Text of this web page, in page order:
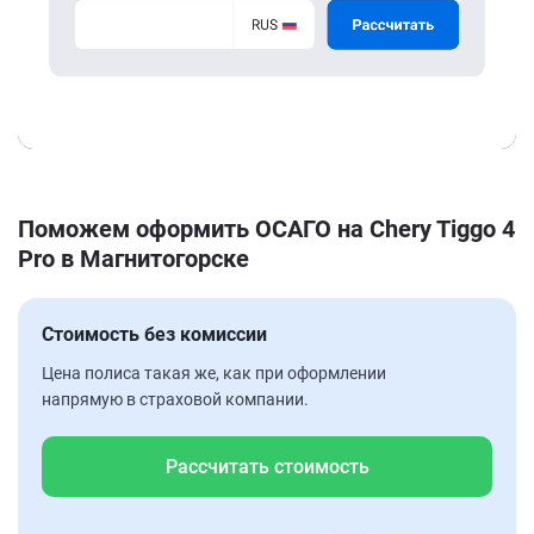
Поможем оформить ОСАГО на Chery Tiggo 4
Pro в Магнитогорске
Стоимость без комиссии
Цена полиса такая же, как при оформлении
напрямую в страховой компании.
Рассчитать стоимость